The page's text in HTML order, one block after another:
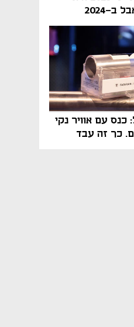
שיהיה רע מאוד, אבל ב-2024
עם אוויר נקי
כך זה עבד